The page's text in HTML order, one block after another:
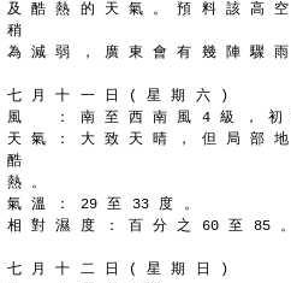
及 酷 熱 的 天 氣 。 預 料 該 高
稍
為 減 弱 ， 廣 東 會 有 幾 陣 驟 雨
七 月 十 一 日 ( 星 期 六 )
風 　 ： 南 至 西 南 風 4 級 ， 初
天 氣 ： 大 致 天 晴 ， 但 局 部
酷
熱 。
氣 溫 ： 29 至 33 度 。
相 對 濕 度 ： 百 分 之 60 至 85 。
七 月 十 二 日 ( 星 期 日 )